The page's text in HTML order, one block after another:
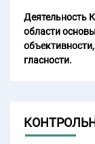
Деятельность
области
гласности.